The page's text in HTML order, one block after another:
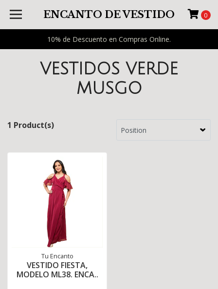
10% de Descuento en Compras Online.
ENCANTO DE VESTIDO 0
VESTIDOS VERDE
MUSGO
1 Product(s)
Tu Encanto
VESTIDO FIESTA,
MODELO ML38. ENCA..